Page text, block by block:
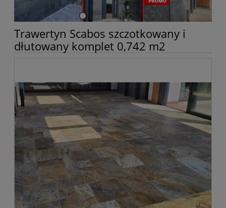
Trawertyn Scabos szczotkowany i
dłutowany komplet 0,742 m2